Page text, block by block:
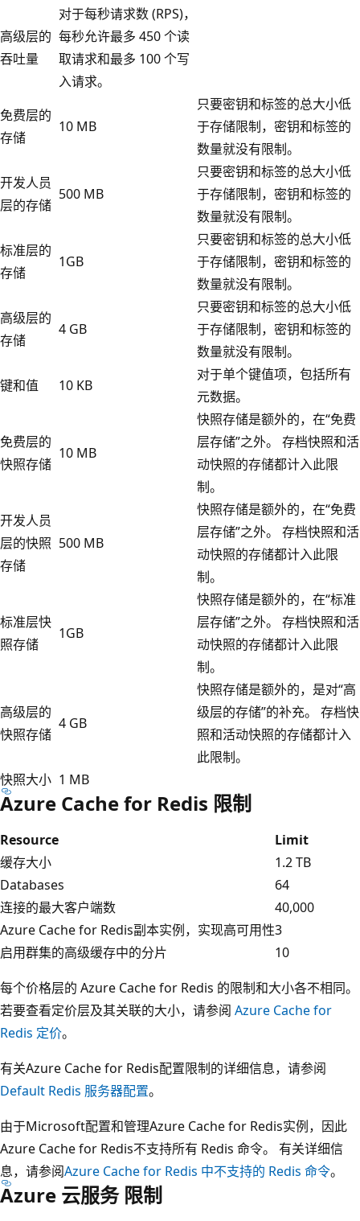
高级层的
吞吐量
对于每秒请求数 (RPS)，
每秒允许最多 450 个读
取请求和最多 100 个写
入请求。
免费层的
存储
10 MB
只要密钥和标签的总大小低
于存储限制，密钥和标签的
数量就没有限制。
开发人员
层的存储
500 MB
只要密钥和标签的总大小低
于存储限制，密钥和标签的
数量就没有限制。
标准层的
存储
1GB
只要密钥和标签的总大小低
于存储限制，密钥和标签的
数量就没有限制。
高级层的
存储
4 GB
只要密钥和标签的总大小低
于存储限制，密钥和标签的
数量就没有限制。
键和值
10 KB
对于单个键值项，包括所有
元数据。
免费层的
快照存储
10 MB
快照存储是额外的，在“免费
层存储”之外。 存档快照和活
动快照的存储都计入此限
制。
开发人员
层的快照
存储
500 MB
快照存储是额外的，在“免费
层存储”之外。 存档快照和活
动快照的存储都计入此限
制。
标准层快
照存储
1GB
快照存储是额外的，在“标准
层存储”之外。 存档快照和活
动快照的存储都计入此限
制。
高级层的
快照存储
4 GB
快照存储是额外的，是对“高
级层的存储”的补充。 存档快
照和活动快照的存储都计入
此限制。
快照大小 1 MB
Azure Cache for Redis 限制
Resource
Limit
缓存大小
1.2 TB
Databases
64
连接的最大客户端数
40,000
Azure Cache for Redis副本实例，实现高可用性3
启用群集的高级缓存中的分片
10
每个价格层的 Azure Cache for Redis 的限制和大小各不相同。
若要查看定价层及其关联的大小，请参阅 Azure Cache for
Redis 定价。
有关Azure Cache for Redis配置限制的详细信息，请参阅
Default Redis 服务器配置。
由于Microsoft配置和管理Azure Cache for Redis实例，因此
Azure Cache for Redis不支持所有 Redis 命令。 有关详细信
息，请参阅Azure Cache for Redis 中不支持的 Redis 命令。
Azure 云服务 限制